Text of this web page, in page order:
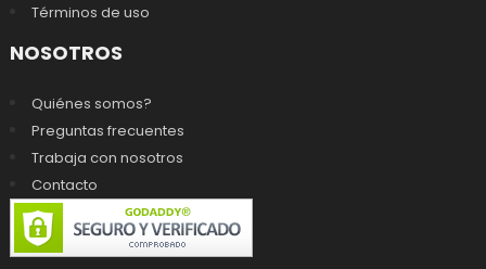
Términos de uso
NOSOTROS
Quiénes somos?
Preguntas frecuentes
Trabaja con nosotros
Contacto